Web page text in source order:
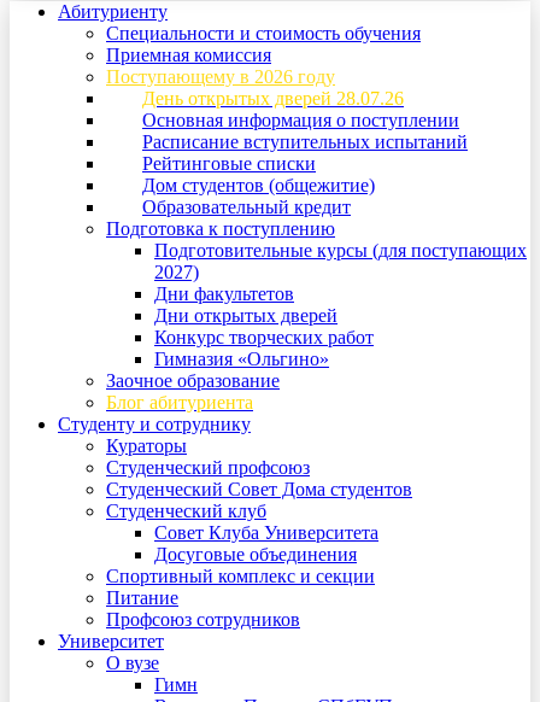
Абитуриенту
Специальности и стоимость обучения
Приемная комиссия
Поступающему в 2026 году
День открытых дверей 28.07.26
Основная информация о поступлении
Расписание вступительных испытаний
Рейтинговые списки
Дом студентов (общежитие)
Образовательный кредит
Подготовка к поступлению
Подготовительные курсы (для поступающих
2027)
Дни факультетов
Дни открытых дверей
Конкурс творческих работ
Гимназия «Ольгино»
Заочное образование
Блог абитуриента
Студенту и сотруднику
Кураторы
Студенческий профсоюз
Студенческий Совет Дома студентов
Студенческий клуб
Совет Клуба Университета
Досуговые объединения
Спортивный комплекс и секции
Питание
Профсоюз сотрудников
Университет
О вузе
Гимн